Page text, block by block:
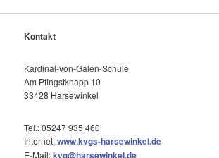
Kontakt
Kardinal-von-Galen-Schule
Am Pfingstknapp 10
33428 Harsewinkel
Tel.: 05247 935 460
Internet:www.kvgs-harsewinkel.de
E-Mail:kvg@harsewinkel.de